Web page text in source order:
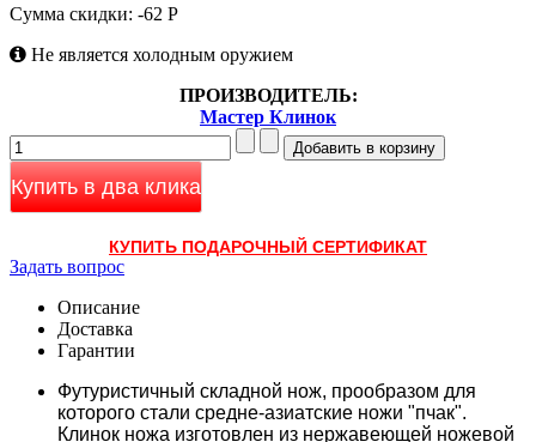
Сумма скидки: -62 Р
Не является холодным оружием
ПРОИЗВОДИТЕЛЬ:
Мастер Клинок
Купить в два клика
КУПИТЬ ПОДАРОЧНЫЙ СЕРТИФИКАТ
Задать вопрос
Описание
Доставка
Гарантии
Футуристичный складной нож, прообразом для
которого стали средне-азиатские ножи "пчак".
Клинок ножа изготовлен из нержавеющей ножевой